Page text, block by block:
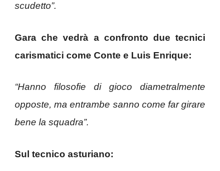
scudetto”.
Gara che vedrà a confronto due tecnici
carismatici come Conte e Luis Enrique:
“Hanno filosofie di gioco diametralmente
opposte, ma entrambe sanno come far girare
bene la squadra”.
Sul tecnico asturiano: